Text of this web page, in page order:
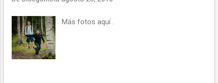
mucho, ya que Miguel tiene su primera ronda
a las 15:50. Estos son nuestros grupos: La
Más fotos aquí .